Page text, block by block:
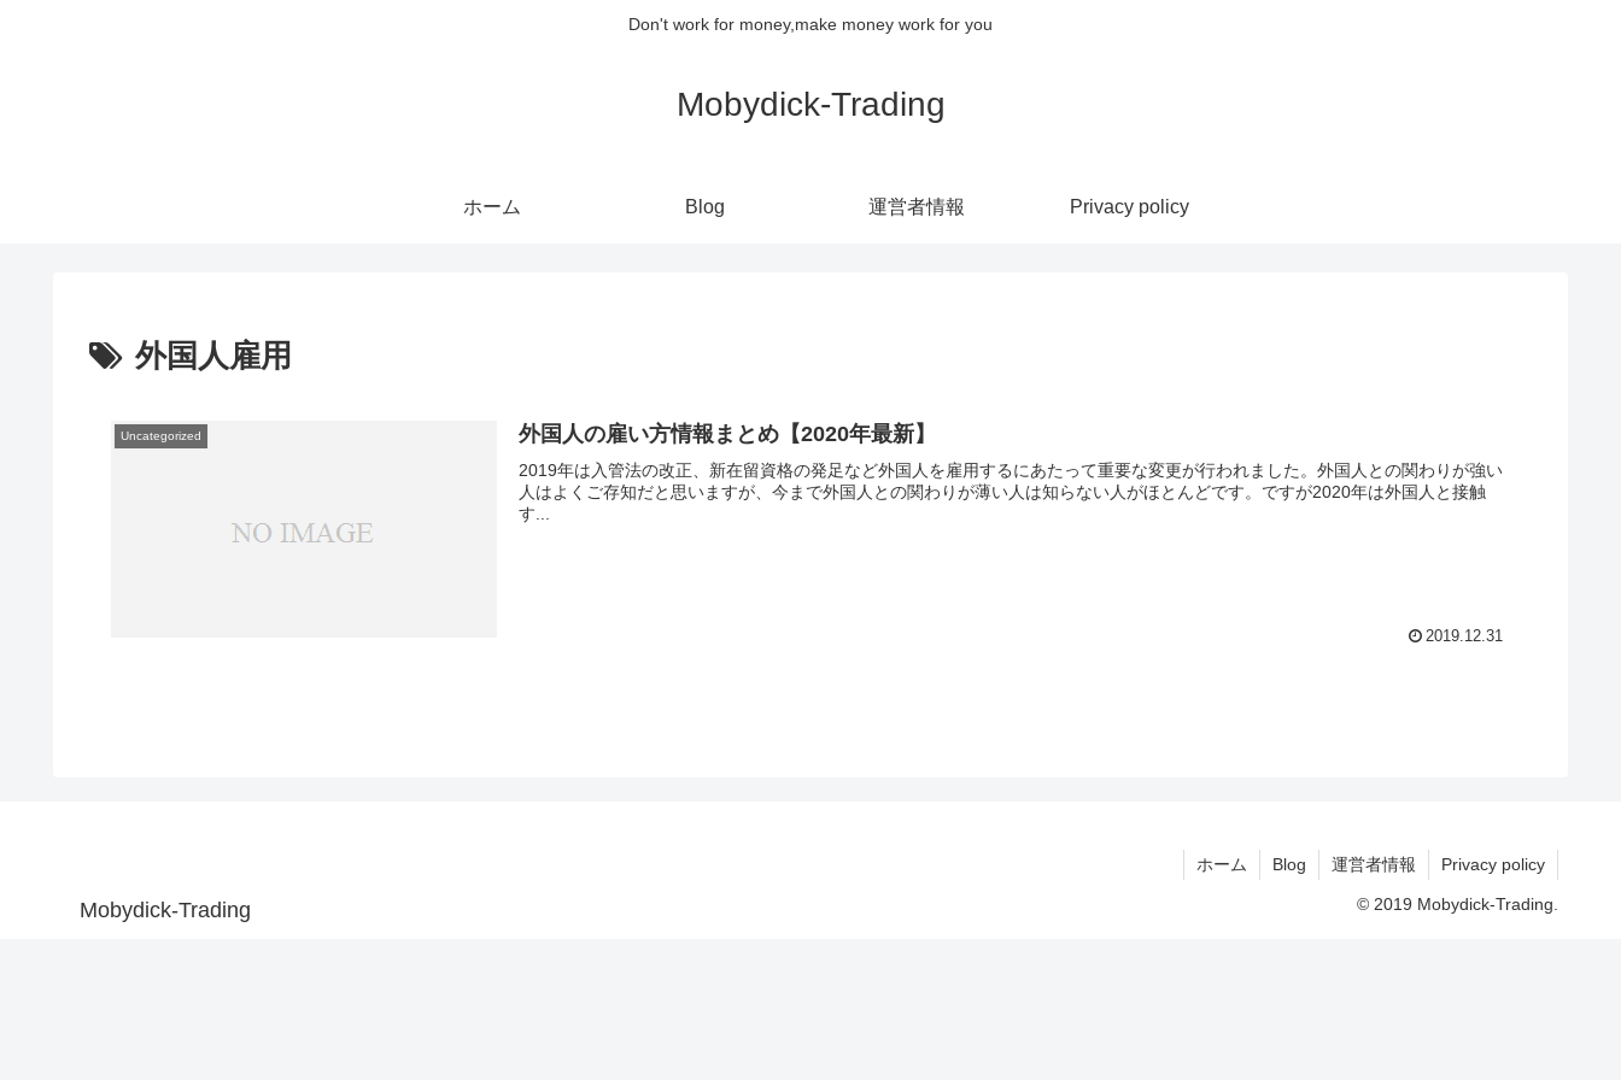
Don't work for money,make money work for you
Mobydick-Trading
ホーム Blog 運営者情報 Privacy policy
外国人雇用
Uncategorized 外国人の雇い方情報まとめ【2020年最新】
2019年は入管法の改正、新在留資格の発足など外国人を雇用するにあたって重要な変更が行われました。外国人との関わりが強い
人はよくご存知だと思いますが、今まで外国人との関わりが薄い人は知らない人がほとんどです。ですが2020年は外国人と接触
す...
2019.12.31
Mobydick-Trading
ホーム Blog 運営者情報 Privacy policy
© 2019 Mobydick-Trading.